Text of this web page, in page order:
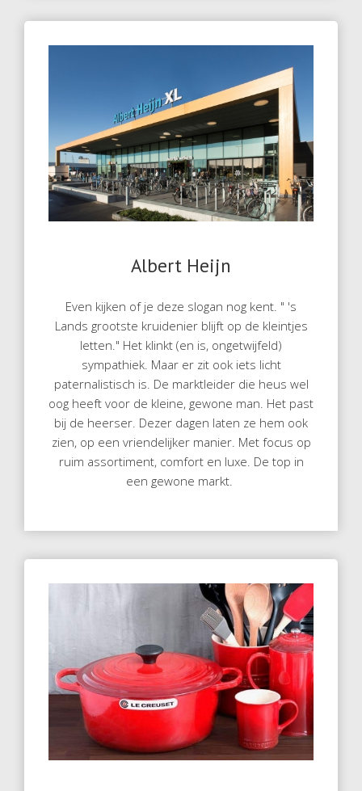
Albert Heijn
Even kijken of je deze slogan nog kent. " 's
Lands grootste kruidenier blijft op de kleintjes
letten." Het klinkt (en is, ongetwijfeld)
sympathiek. Maar er zit ook iets licht
paternalistisch is. De marktleider die heus wel
oog heeft voor de kleine, gewone man. Het past
bij de heerser. Dezer dagen laten ze hem ook
zien, op een vriendelijker manier. Met focus op
ruim assortiment, comfort en luxe. De top in
een gewone markt.